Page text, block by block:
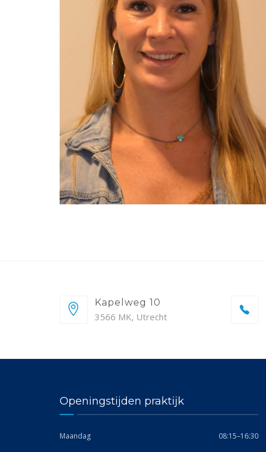
Kapelweg 10
3566 MK, Utrecht
Openingstijden praktijk
Maandag 08:15–16:30